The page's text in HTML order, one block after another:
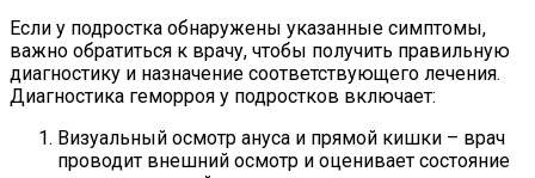
Если у подростка обнаружены указанные симптомы,
важно обратиться к врачу, чтобы получить правильную
диагностику и назначение соответствующего лечения.
Диагностика геморроя у подростков включает:
Визуальный осмотр ануса и прямой кишки – врач
проводит внешний осмотр и оценивает состояние